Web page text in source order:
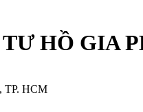
HỒ GIA
TP. HCM